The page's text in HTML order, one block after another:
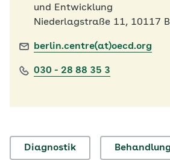
und Entwicklung
Niederlagstraße 11, 10117
berlin.centre(at)oecd.org
030 - 28 88 35 3
Diagnostik